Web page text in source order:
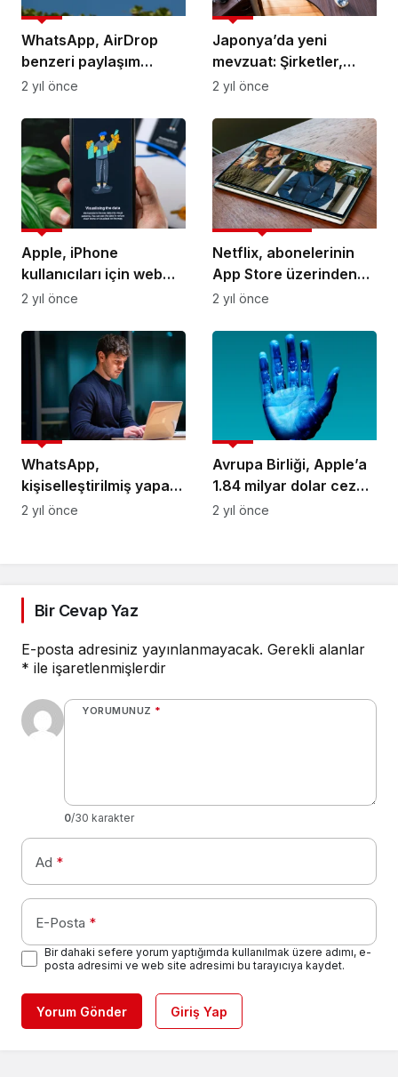
WhatsApp, AirDrop
benzeri paylaşım
özelliği üzerinde
Mobil
2 yıl önce
Japonya’da yeni
mevzuat: Şirketler,
Android ve iOS için
mağazalarını
yayınlayabilecek
Mobil
2 yıl önce
Apple, iPhone
kullanıcıları için web
uygulamaları desteğini
Mobil
2 yıl önce
Netflix, abonelerinin
App Store üzerinden
ödeme yapmasına izin
Kanews Insights
2 yıl önce
WhatsApp,
kişiselleştirilmiş yapay
zeka avatarlar
2 yıl önce
Avrupa Birliği, Apple’a
1.84 milyar dolar ceza
verdi
2 yıl önce
Bir Cevap Yaz
E-posta adresiniz yayınlanmayacak. Gerekli alanlar
* ile işaretlenmişlerdir
YORUMUNUZ *
0/30 karakter
Ad *
E-Posta *
Bir dahaki sefere yorum yaptığımda kullanılmak üzere adımı, e-
posta adresimi ve web site adresimi bu tarayıcıya kaydet.
Yorum Gönder Giriş Yap